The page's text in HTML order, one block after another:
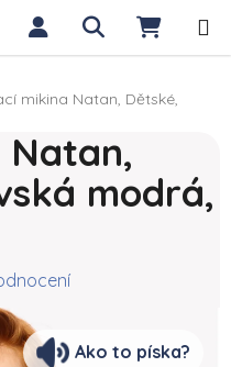
Hledat
mikina Natan, Dětské,
Natan,
modrá,
0,0 z 5 hvězdiček.
Ako to píska?